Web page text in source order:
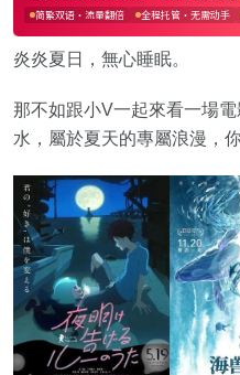
炎炎夏日，無心睡眠。
那不如跟小V一起來看一場
水，屬於夏天的專屬浪漫